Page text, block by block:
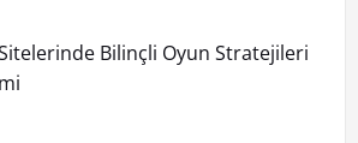
Bilinçli Oyun Stratejileri